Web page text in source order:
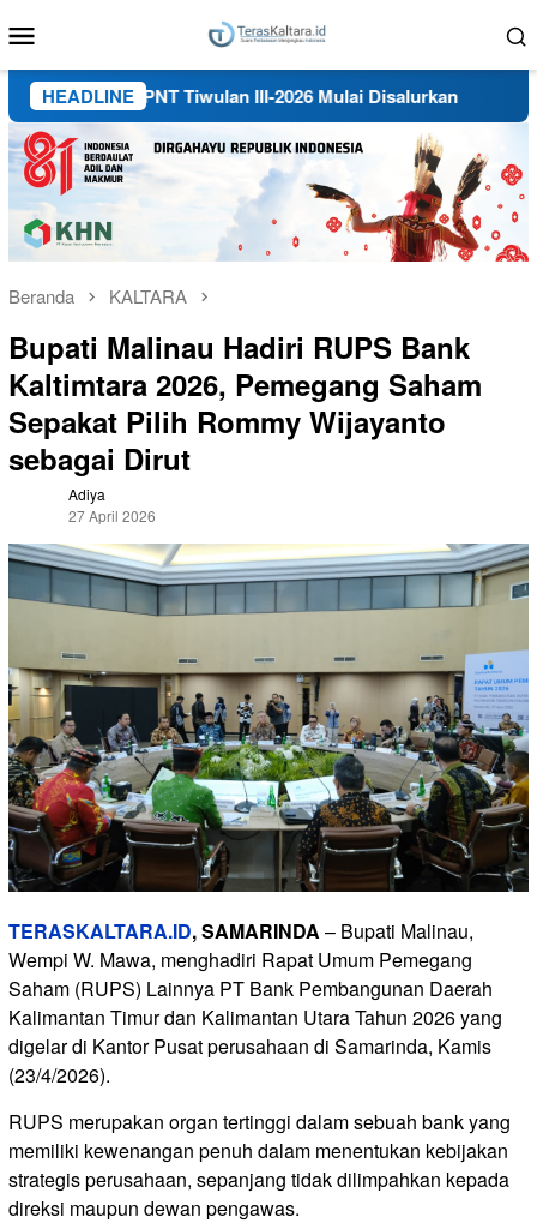
ke
Mobile
HEADLINE
dan BPNT Tiwulan III-2026 Mulai Disalurkan
Beranda KALTARA
Bupati Malinau Hadiri RUPS Bank
Kaltimtara 2026, Pemegang Saham
Sepakat Pilih Rommy Wijayanto
sebagai Dirut
Adiya
27 April 2026
TERASKALTARA.ID,SAMARINDA – Bupati Malinau,
Wempi W. Mawa, menghadiri Rapat Umum Pemegang
Saham (RUPS) Lainnya PT Bank Pembangunan Daerah
Kalimantan Timur dan Kalimantan Utara Tahun 2026 yang
digelar di Kantor Pusat perusahaan di Samarinda, Kamis
(23/4/2026).
RUPS merupakan organ tertinggi dalam sebuah bank yang
memiliki kewenangan penuh dalam menentukan kebijakan
strategis perusahaan, sepanjang tidak dilimpahkan kepada
direksi maupun dewan pengawas.